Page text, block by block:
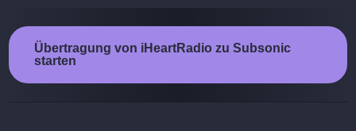
Übertragung von iHeartRadio zu Subsonic
starten